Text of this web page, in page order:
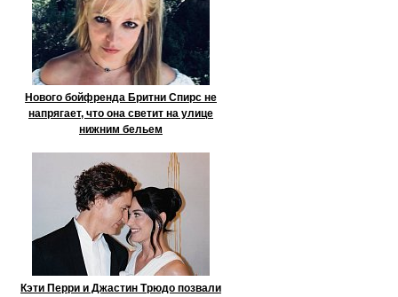
Нового бойфренда Бритни Спирс не
напрягает, что она светит на улице
нижним бельем
Кэти Перри и Джастин Трюдо позвали